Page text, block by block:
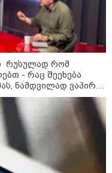
- კულუარული
დიდი
ჯდება
საქართველოს
მოუწევს...
შეიძლება
- მირიან
ანალიზი
29 წელი
ომის
არ სჯეროდა...
რუსულად რომ
- რაც შეეხება
ნამდვილად ვაპირებ
არამედ აღვადგინო